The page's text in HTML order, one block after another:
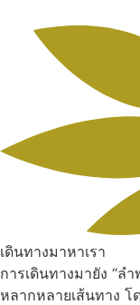
เดินทางมาหาเรา
การเดินทางมายัง “ล
หลากหลายเส้นทาง